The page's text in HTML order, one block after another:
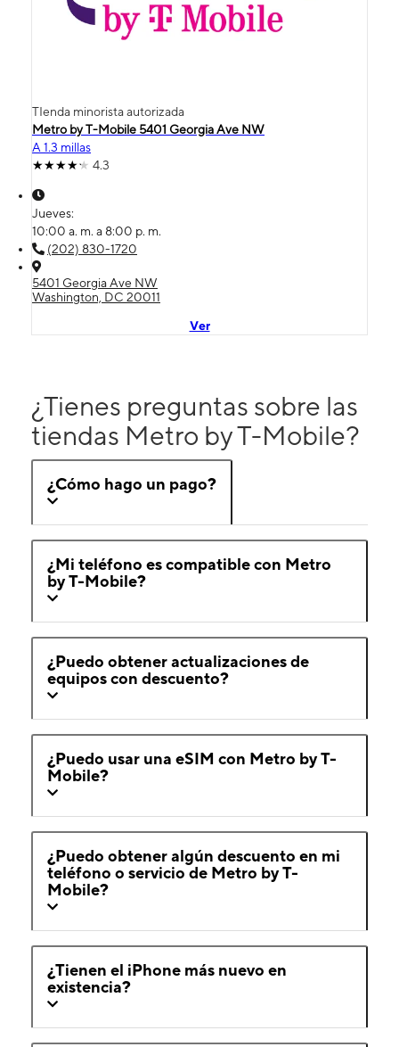
TIenda minorista autorizada
Metro by T-Mobile 5401 Georgia Ave NW
A 1.3 millas
4.3
Jueves:
10:00 a. m. a 8:00 p. m.
(202) 830-1720
5401 Georgia Ave NW
Washington, DC 20011
Ver
¿Tienes preguntas sobre las
tiendas Metro by T-Mobile?
¿Cómo hago un pago?
¿Mi teléfono es compatible con Metro
by T-Mobile?
¿Puedo obtener actualizaciones de
equipos con descuento?
¿Puedo usar una eSIM con Metro by T-
Mobile?
¿Puedo obtener algún descuento en mi
teléfono o servicio de Metro by T-
Mobile?
¿Tienen el iPhone más nuevo en
existencia?